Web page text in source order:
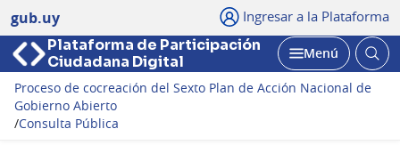
gub.uy Ingresar a la Plataforma
Plataforma de Participación
Ciudadana Digital
Abrir
Menú
Proceso de cocreación del Sexto Plan de Acción Nacional de
Gobierno Abierto
/Consulta Pública